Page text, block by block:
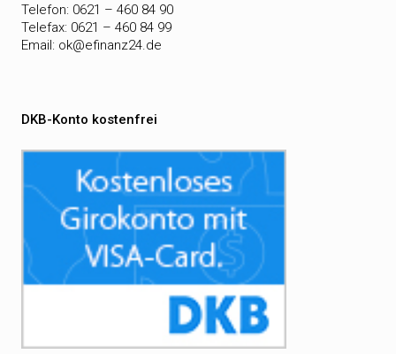
Telefon: 0621 – 460 84 90
Telefax: 0621 – 460 84 99
Email: ok@efinanz24.de
DKB-Konto kostenfrei